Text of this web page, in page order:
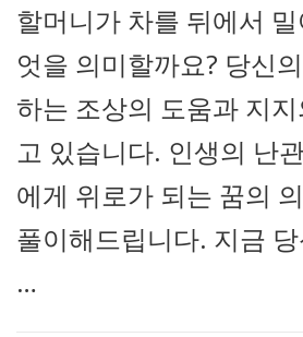
할머니가 차를 뒤에서
엇을 의미할까요? 당신
하는 조상의 도움과 지
고 있습니다. 인생의 난
에게 위로가 되는 꿈의
풀이해드립니다. 지금
…